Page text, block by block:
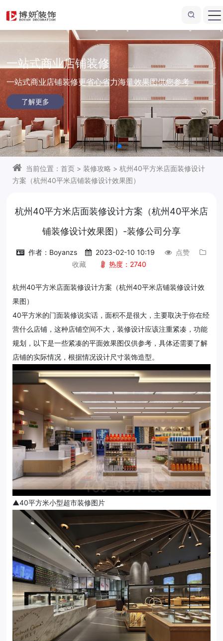
一站式商业店铺装修
一站式商业店铺装修更省心省力海量效果图供您参考
了解更多
当前位置：首页 > 装修攻略 >杭州40平方米店面装修设计
方案（杭州40平米店铺装修设计效果图）
杭州40平方米店面装修设计方案（杭州40平米店
铺装修设计效果图）-装修公司分享
作者：Boyanzs 2023-02-10 10:19
点赞
收藏
热度：2740
杭州40平方米店面装修设计方案（杭州40平米店铺装修设计效
果图）
40平方米的门面装修说实话，面积不是很大，主要取决于你在经
营什么店铺，这种店铺空间不大，装修设计应该注重紧凑，功能
规划，以下是一些紧凑的平面效果图仅供参考，具体还需要了解
店铺的实际情况，根据情况设计尺寸装饰造型。
▲40平方米小型超市装修图片